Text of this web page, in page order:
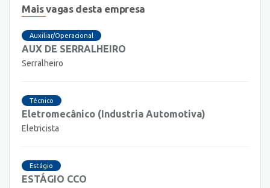
Mais vagas desta empresa
Auxiliar/Operacional
AUX DE SERRALHEIRO
Serralheiro
Técnico
Eletromecânico (Industria Automotiva)
Eletricista
Estágio
ESTÁGIO CCO